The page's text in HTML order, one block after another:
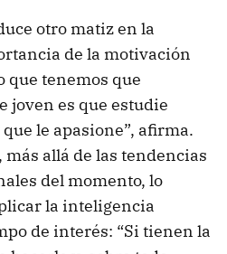
otro matiz en la
de la motivación
que tenemos que
joven es que estudie
le apasione”, afirma.
más allá de las tendencias
del momento, lo
la inteligencia
de interés: “Si tienen la